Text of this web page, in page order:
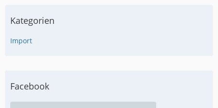
Kategorien
Import
Facebook